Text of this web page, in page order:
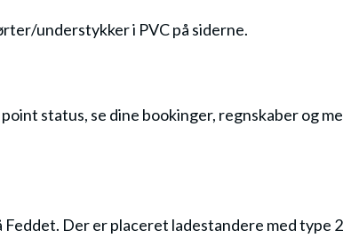
understykker i PVC på siderne.
status, se dine bookinger, regnskaber og
Der er placeret ladestandere med type